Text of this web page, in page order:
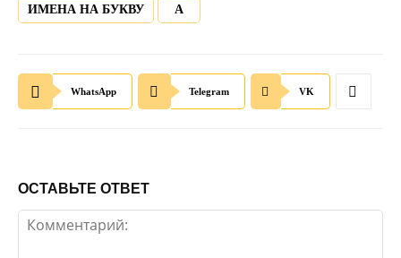
ИМЕНА НА БУКВУ А
WhatsApp Telegram VK
ОСТАВЬТЕ ОТВЕТ